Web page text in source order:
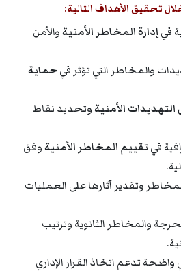
تحقيق الأهداف التالية:
في إدارة المخاطر الأمنيةوالأمن
والمخاطر التي تؤثر فيحماية
الأمنيةوتحديد نقاط
في تقييم المخاطر الأمنيةوفق
وتقدير آثارها على العمليات
والمخاطر الثانوية وترتيب
واضحة تدعم اتخاذ القرار الإداري